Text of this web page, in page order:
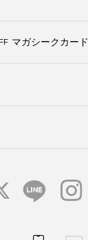
マガシークカード